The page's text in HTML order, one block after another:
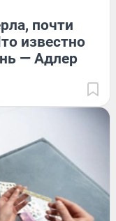
почти
известно
— Адлер